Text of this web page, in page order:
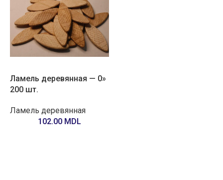
Ламель деревянная — 0»
200 шт.
Ламель деревянная
102.00 MDL